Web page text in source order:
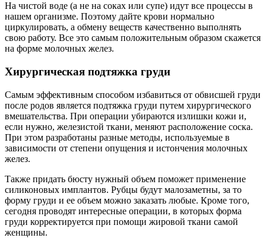
На чистой воде (а не на соках или супе) идут все процессы в
нашем организме. Поэтому дайте крови нормально
циркулировать, а обмену веществ качественно выполнять
свою работу. Все это самым положительным образом скажется
на форме молочных желез.
Хирургическая подтяжка груди
Самым эффективным способом избавиться от обвисшей груди
после родов является подтяжка груди путем хирургического
вмешательства. При операции убираются излишки кожи и,
если нужно, железистой ткани, меняют расположение соска.
При этом разработаны разные методы, используемые в
зависимости от степени опущения и истончения молочных
желез.
Также придать бюсту нужный объем поможет применение
силиконовых имплантов. Рубцы будут малозаметны, за то
форму груди и ее объем можно заказать любые. Кроме того,
сегодня проводят интересные операции, в которых форма
груди корректируется при помощи жировой ткани самой
женщины.